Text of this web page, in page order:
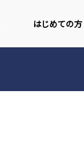
はじめての方